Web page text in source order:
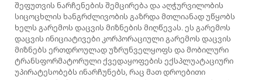
შეფუთვის ნარჩენების შემცირება და აღჭურვილობის
სიცოცხლის ხანგრძლივობის გაზრდა მთლიანად უწყობს
ხელს გარემოს დაცვის მიზნების მიღწევას. ეს გარემოს
დაცვის ინიციატივები კორპორაციული გარემოს დაცვის
მიზნებს ერთდროულად უზრუნველყოფს და მობილური
ტრანსფორმატორული ქვედაყოფების ექსპლუატაციური
უპირატესობებს ინარჩუნებს, რაც მათ დროებითი